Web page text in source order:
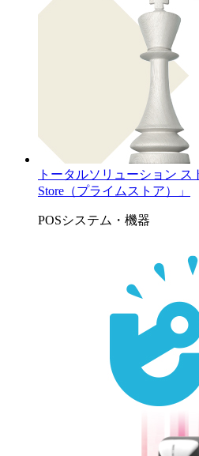
トータルソリューション ス
Store（プライムストア）」
POSシステム・機器